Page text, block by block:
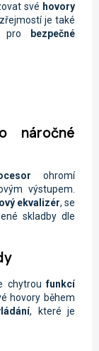
své hovory
je také
pro
bezpečné
náročné
ohromí
výstupem.
ekvalizér, se
skladby dle
chytroufunkcí
hovory během
, které je